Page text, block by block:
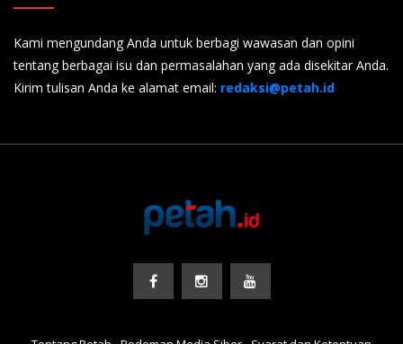
Kami mengundang Anda untuk berbagi wawasan dan opini
tentang berbagai isu dan permasalahan yang ada disekitar Anda.
Kirim tulisan Anda ke alamat email: redaksi@petah.id